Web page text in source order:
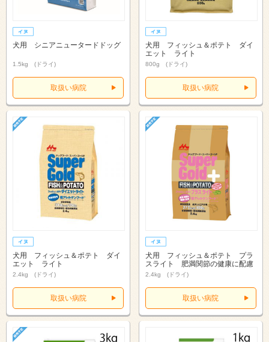
犬用 シニアニュータードドッグ
1.5kg (ドライ)
取扱い病院
犬用 フィッシュ＆ポテト ダイ
エット ライト
800g (ドライ)
取扱い病院
犬用 フィッシュ＆ポテト ダイ
エット ライト
2.4kg (ドライ)
取扱い病院
犬用 フィッシュ＆ポテト プラ
スライト 肥満関節の健康に配慮
2.4kg (ドライ)
取扱い病院